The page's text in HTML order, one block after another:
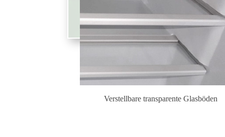
Verstellbare transparente Glasböden